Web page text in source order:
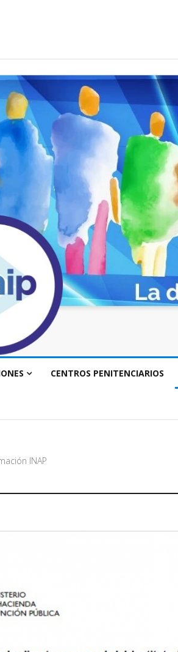
CENTROS PENITENCIARIOS
INAP